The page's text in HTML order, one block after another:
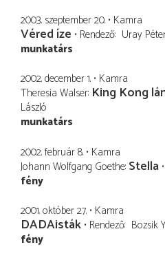
2003. szeptember 20. Kamra
Véred íze Rendező Uray
munkatárs
2002. december 1. Kamra
Theresia Walser King Kong
László
munkatárs
2002. február 8. Kamra
Johann Wolfgang Goethe Stella
fény
2001. október 27. Kamra
DADAisták Rendező Bozsik
fény